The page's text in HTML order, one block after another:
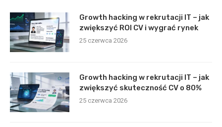
Growth hacking w rekrutacji IT – jak
zwiększyć ROI CV i wygrać rynek
25 czerwca 2026
Growth hacking w rekrutacji IT – jak
zwiększyć skuteczność CV o 80%
25 czerwca 2026